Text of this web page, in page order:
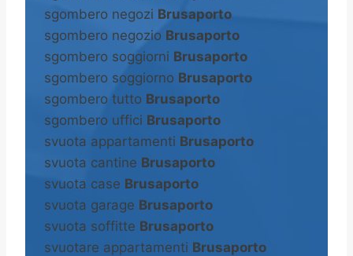
sgombero negozi Brusaporto
sgombero negozio Brusaporto
sgombero soggiorni Brusaporto
sgombero soggiorno Brusaporto
sgombero tutto Brusaporto
sgombero uffici Brusaporto
svuota appartamenti Brusaporto
svuota cantine Brusaporto
svuota case Brusaporto
svuota garage Brusaporto
svuota soffitte Brusaporto
svuotare appartamenti Brusaporto